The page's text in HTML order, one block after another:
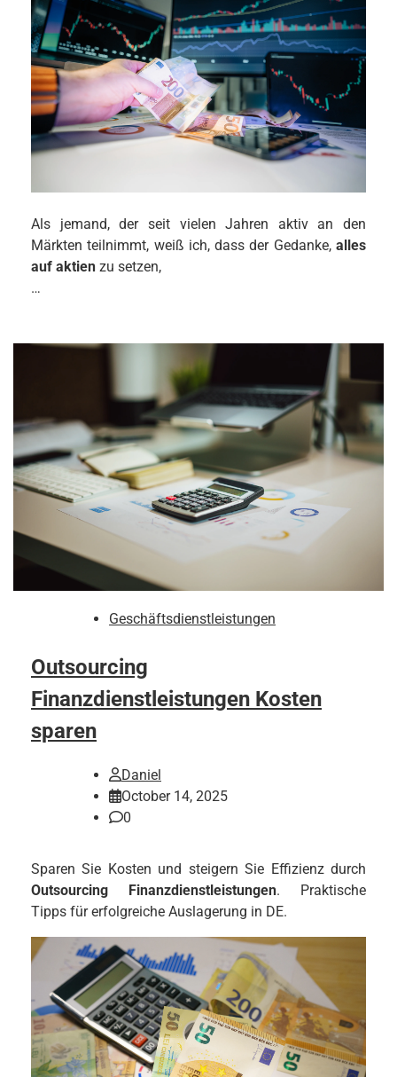
Als jemand, der seit vielen Jahren aktiv an den
Märkten teilnimmt, weiß ich, dass der Gedanke, alles
auf aktien zu setzen,
…
Geschäftsdienstleistungen
Outsourcing
Finanzdienstleistungen Kosten
sparen
Daniel
October 14, 2025
0
Sparen Sie Kosten und steigern Sie Effizienz durch
Outsourcing Finanzdienstleistungen. Praktische
Tipps für erfolgreiche Auslagerung in DE.